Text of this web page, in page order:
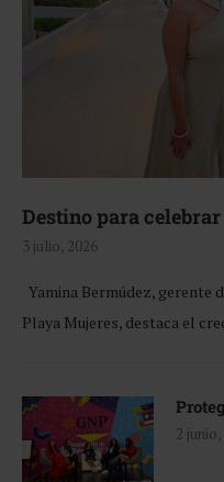
Destino para celebrar
3 julio, 2026
Yamina Bermúdez, gerente
Playa Mujeres, destaca el
2